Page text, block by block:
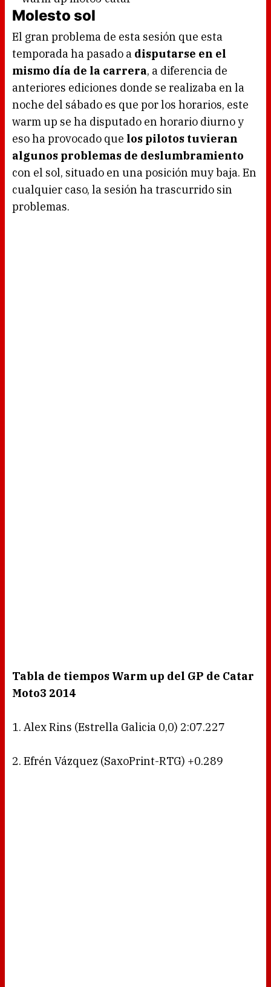
Molesto sol
El gran problema de esta sesión que esta
temporada ha pasado a disputarse en el
mismo día de la carrera, a diferencia de
anteriores ediciones donde se realizaba en la
noche del sábado es que por los horarios, este
warm up se ha disputado en horario diurno y
eso ha provocado que los pilotos tuvieran
algunos problemas de deslumbramiento
con el sol, situado en una posición muy baja. En
cualquier caso, la sesión ha trascurrido sin
problemas.
Tabla de tiempos Warm up del GP de Catar
Moto3 2014
1. Alex Rins (Estrella Galicia 0,0) 2:07.227
2. Efrén Vázquez (SaxoPrint-RTG) +0.289